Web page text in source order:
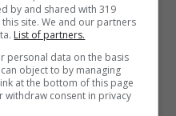
di sesso
sesso”.
by and shared with 319
site. We and our partners
List of partners.
personal data on the basis
object to by managing
at the bottom of this page
withdraw consent in privacy